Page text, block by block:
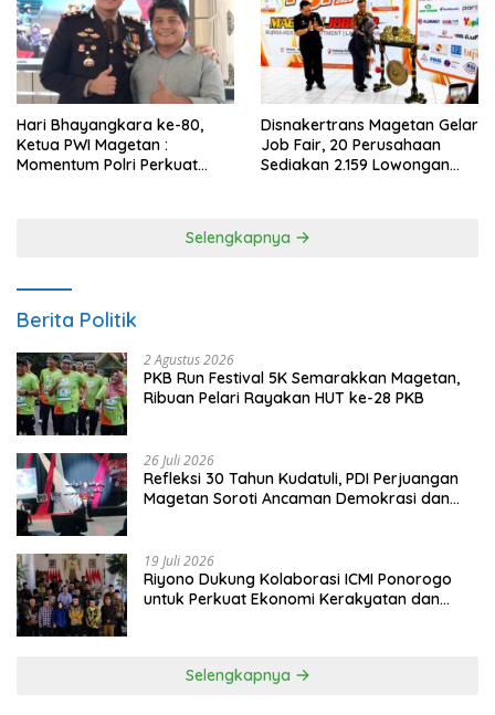
Hari Bhayangkara ke-80,
Ketua PWI Magetan :
Momentum Polri Perkuat
Disnakertrans Magetan Gelar
Job Fair, 20 Perusahaan
Sediakan 2.159 Lowongan
Selengkapnya
Berita Politik
2 Agustus 2026
PKB Run Festival 5K Semarakkan Magetan,
Ribuan Pelari Rayakan HUT ke-28 PKB
26 Juli 2026
Refleksi 30 Tahun Kudatuli, PDI Perjuangan
Magetan Soroti Ancaman Demokrasi dan
19 Juli 2026
Riyono Dukung Kolaborasi ICMI Ponorogo
untuk Perkuat Ekonomi Kerakyatan dan
Selengkapnya